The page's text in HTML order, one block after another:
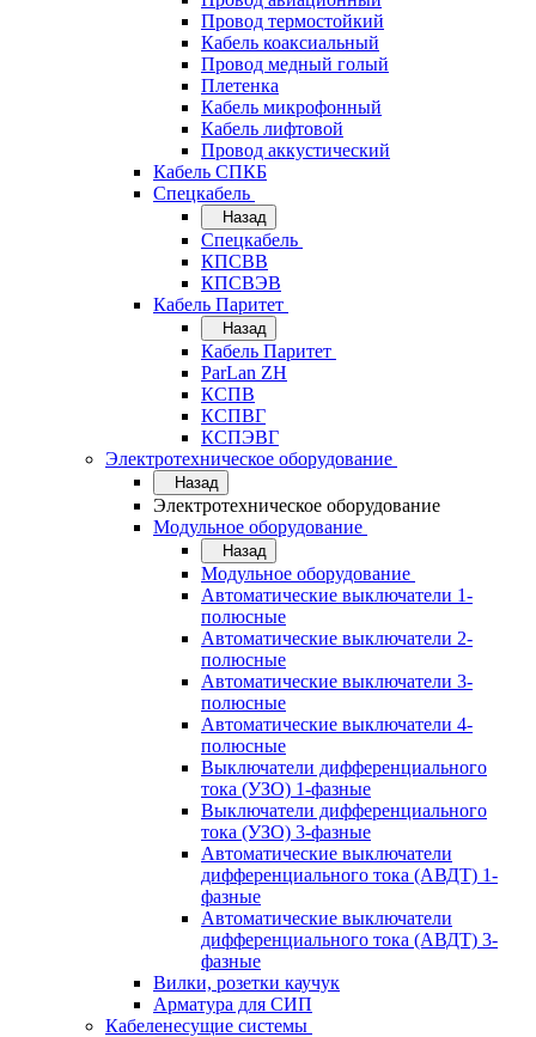
Провод термостойкий
Кабель коаксиальный
Провод медный голый
Плетенка
Кабель микрофонный
Кабель лифтовой
Провод аккустический
Кабель СПКБ
Спецкабель
Назад
Спецкабель
КПСВВ
КПСВЭВ
Кабель Паритет
Назад
Кабель Паритет
ParLan ZH
КСПВ
КСПВГ
КСПЭВГ
Электротехническое оборудование
Назад
Электротехническое оборудование
Модульное оборудование
Назад
Модульное оборудование
Автоматические выключатели 1-
полюсные
Автоматические выключатели 2-
полюсные
Автоматические выключатели 3-
полюсные
Автоматические выключатели 4-
полюсные
Выключатели дифференциального
тока (УЗО) 1-фазные
Выключатели дифференциального
тока (УЗО) 3-фазные
Автоматические выключатели
дифференциального тока (АВДТ) 1-
фазные
Автоматические выключатели
дифференциального тока (АВДТ) 3-
фазные
Вилки, розетки каучук
Арматура для СИП
Кабеленесущие системы